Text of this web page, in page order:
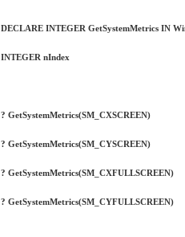
DECLARE INTEGER GetSystemMetrics IN
INTEGER nIndex
? GetSystemMetrics(SM_CXSCREEN)
? GetSystemMetrics(SM_CYSCREEN)
? GetSystemMetrics(SM_CXFULLSCREEN)
? GetSystemMetrics(SM_CYFULLSCREEN)